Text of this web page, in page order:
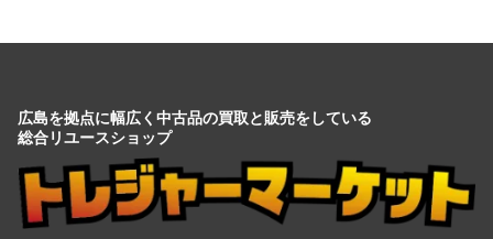
広島を拠点に幅広く中古品の買取と販売をしている
総合リユースショップ